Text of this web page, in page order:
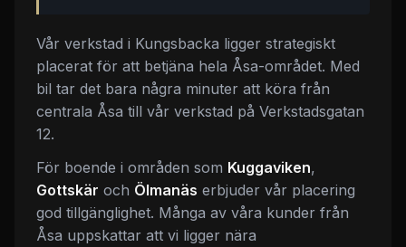
Vår verkstad i Kungsbacka ligger strategiskt
placerat för att betjäna hela Åsa-området. Med
bil tar det bara några minuter att köra från
centrala Åsa till vår verkstad på Verkstadsgatan
12.
För boende i områden som Kuggaviken,
Gottskär och Ölmanäs erbjuder vår placering
god tillgänglighet. Många av våra kunder från
Åsa uppskattar att vi ligger nära